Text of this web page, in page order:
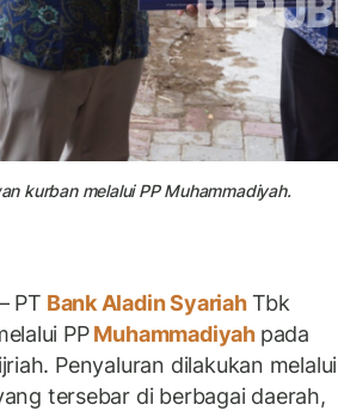
kurban melalui PP Muhammadiyah.
PT Bank Aladin SyariahTbk
PPMuhammadiyah pada
Penyaluran dilakukan melalui
tersebar di berbagai daerah,